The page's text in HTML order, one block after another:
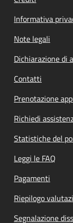
Informativa
Note legali
Dichiarazione di
Contatti
Prenotazione
Richiedi
Statistiche del
Leggi le FAQ
Pagamenti
Riepilogo
Segnalazione